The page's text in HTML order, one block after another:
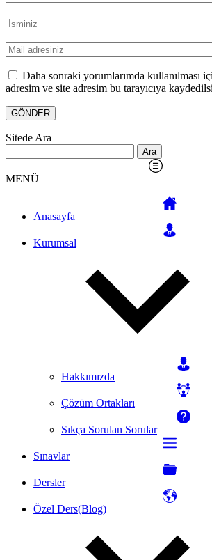
Daha sonraki yorumlarımda kullanılması
adresim ve site adresim bu tarayıcıya
Sitede Ara
MENÜ
Anasayfa
Kurumsal
Hakkımızda
Çözüm Ortakları
Sıkça Sorulan Sorular
Sınavlar
Dersler
Özel Ders(Blog)